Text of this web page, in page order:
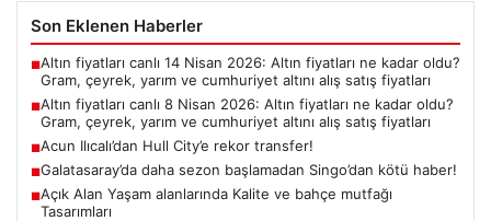
Son Eklenen Haberler
■Altın fiyatları canlı 14 Nisan 2026: Altın fiyatları ne kadar oldu?
Gram, çeyrek, yarım ve cumhuriyet altını alış satış fiyatları
■Altın fiyatları canlı 8 Nisan 2026: Altın fiyatları ne kadar oldu?
Gram, çeyrek, yarım ve cumhuriyet altını alış satış fiyatları
■Acun Ilıcalı’dan Hull City’e rekor transfer!
■Galatasaray’da daha sezon başlamadan Singo’dan kötü haber!
■Açık Alan Yaşam alanlarında Kalite ve bahçe mutfağı
Tasarımları